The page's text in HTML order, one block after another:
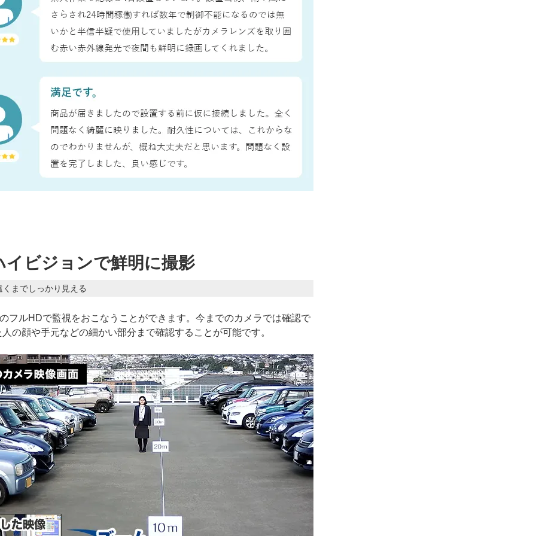
イビジョンで鮮明に撮影
くまでしっかり見える
フルHDで監視をおこなうことができます。今までのカメラでは確認で
の顔や手元などの細かい部分まで確認することが可能です。